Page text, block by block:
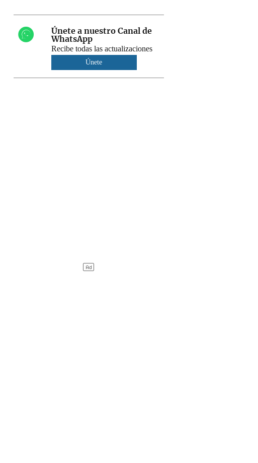
Únete a nuestro Canal de
WhatsApp
Recibe todas las actualizaciones
Únete